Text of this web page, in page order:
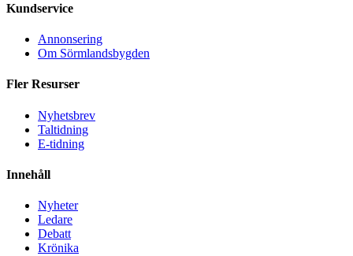
Kundservice
Annonsering
Om Sörmlandsbygden
Fler Resurser
Nyhetsbrev
Taltidning
E-tidning
Innehåll
Nyheter
Ledare
Debatt
Krönika